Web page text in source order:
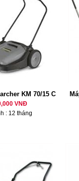
KM 70/15 C
VNĐ
: 12 tháng